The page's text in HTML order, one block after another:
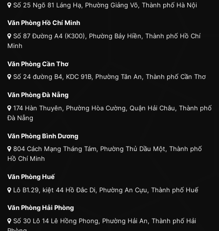
Số 25 Ngõ 81 Láng Hạ, Phường Giảng Võ, Thành phố Hà Nội
Văn Phòng Hồ Chí Minh
Số 87 Đường A4 (K300), Phường Bảy Hiền, Thành phố Hồ Chí
Minh
Văn Phòng Cần Thơ
Số 24 đường B4, KDC 91B, Phường Tân An, Thành phố Cần Thơ
Văn Phòng Đà Nẵng
174 Hàn Thuyên, Phường Hòa Cường, Quận Hải Châu, Thành phố
Đà Nẵng
Văn Phòng Bình Dương
804 Cách Mạng Tháng Tám, Phường Thủ Dầu Một, Thành phố
Hồ Chí Minh
Văn Phòng Huế
Lô B1.29, kiệt 44 Hồ Đắc Di, Phường An Cựu, Thành phố Huế
Văn Phòng Hải Phòng
Số 30 Lô 14 Lê Hồng Phong, Phường Hải An, Thành phố Hải